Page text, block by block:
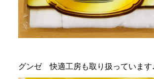
グンゼ 快適工房も取り扱っています